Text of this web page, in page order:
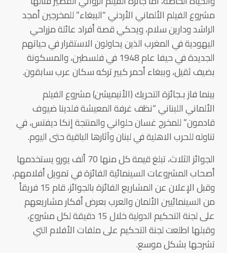
مشروع الفيلم الألماني الأردني “الببغاء” للمخرجين أمجد
الراشد ودارين سلام، ويحكي قصة أفراد عائلة مزراحي
اليهودية في المغرب الذين يحاولون الاستقرار في حياتهم
الجديدة في حيفا عام 1948 في فلسطين، والمسكونة
بضيف ثقيل، وببغاء أحمر كبير تركه سكان عرب سابقون.
بينما فاز بـجائزة التحريك (الأنيميشن) مشروع الفيلم
الألماني اللبناني “نظف غرفة المعيشة فلدينا ضيوف
قادمون” للمخرج غسان حلواني والمنتجة إنكا ديفتس، في
تناوله للحرب الاهلية في لبنان وآثارها الباقية حتى اليوم.
الجوائز الثلاث، تبلغ قيمة كل منها 70 ألف يورو يستخدمها
أصحاب المشروعات السينمائية الفائزة في تمويل أفلامهم،
وقبل الإعلان عن المشاريع الفائزة بالجوائز، قام 15 فريقاً
من السينمائيين الألمان والعرب بعرض أفكار مشاريعهم
على لجنة التحكيم الدولية خلال 15 دقيقة لكل مشروع،
وقبلها اطلعت لجنة التحكيم على ملفات الأفلام التي
تشرحها بشكل موسع.